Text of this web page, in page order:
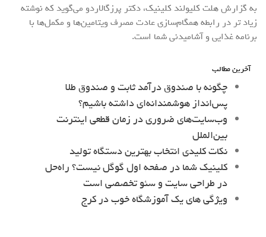
به گزارش هلت کلیولند کلینیک، دکتر پرزگالاردو می‌گوید که نوشته
زیاد تر در رابطه همگام‌سازی عادت مصرف ویتامین‌ها و مکمل‌ها با
برنامه غذایی و آشامیدنی شما است.
آخرین مطالب
چگونه با صندوق درآمد ثابت و صندوق طلا
پس‌انداز هوشمندانه‌ای داشته باشیم؟
وب‌سایت‌های ضروری در زمان قطعی اینترنت
بین‌الملل
نکات کلیدی انتخاب بهترین دستگاه تولید
کلینیک شما در صفحه اول گوگل نیست؟ راه‌حل
در طراحی سایت و سئو تخصصی است
ویژگی های یک آموزشگاه خوب در کرج